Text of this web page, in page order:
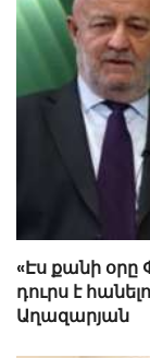
«Էս քանի
դուրս է
Աղազարյան